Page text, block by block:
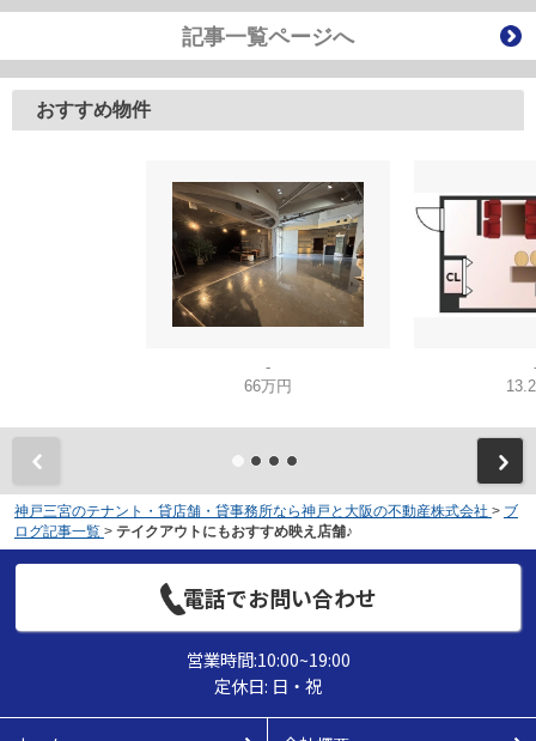
記事一覧ページへ
おすすめ物件
-
66万円
神戸三宮のテナント・貸店舗・貸事務所なら神戸と大阪の不動産株式会社 > ブ
ログ記事一覧 > テイクアウトにもおすすめ映え店舗♪
電話でお問い合わせ
営業時間:10:00~19:00
定休日: 日・祝